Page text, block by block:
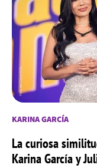
KARINA GARCÍA
La curiosa
Karina García y